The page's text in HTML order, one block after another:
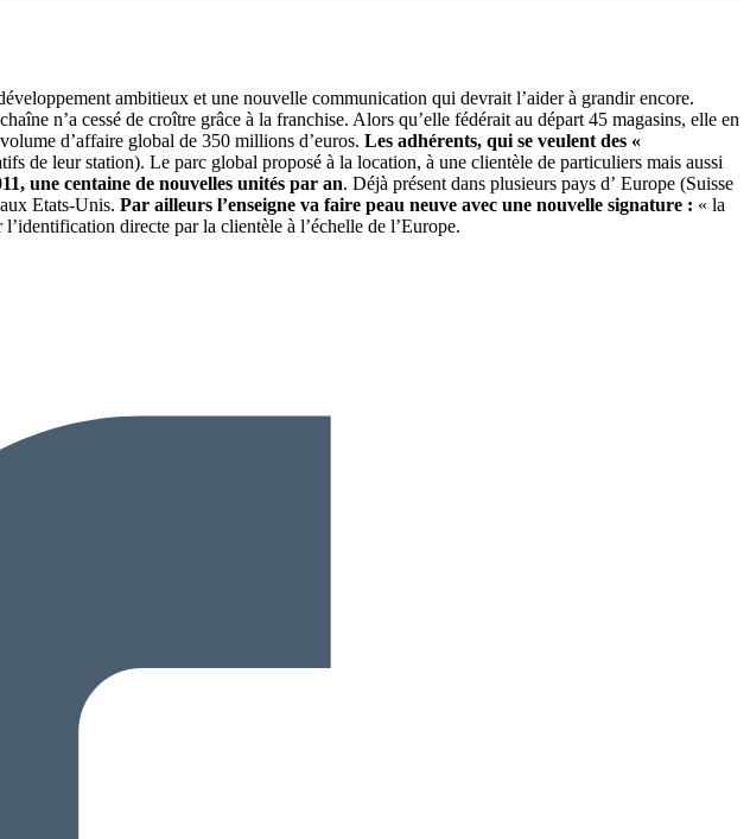
ambitieux et une nouvelle communication qui devrait l’aider à grandir encore.
n’a cessé de croître grâce à la franchise. Alors qu’elle fédérait au départ 45 magasins, elle en
d’affaire global de 350 millions d’euros. Les adhérents, qui se veulent des «
de leur station). Le parc global proposé à la location, à une clientèle de particuliers mais aussi
une centaine de nouvelles unités par an. Déjà présent dans plusieurs pays d’ Europe (Suisse
Etats-Unis. Par ailleurs l’enseigne va faire peau neuve avec une nouvelle signature : « la
directe par la clientèle à l’échelle de l’Europe.